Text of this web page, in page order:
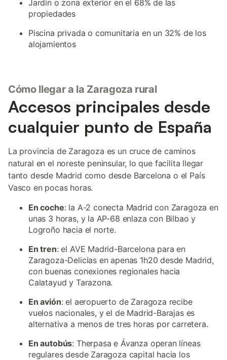
Jardín o zona exterior en el 68% de las
propiedades
Piscina privada o comunitaria en un 32% de los
alojamientos
Cómo llegar a la Zaragoza rural
Accesos principales desde
cualquier punto de España
La provincia de Zaragoza es un cruce de caminos
natural en el noreste peninsular, lo que facilita llegar
tanto desde Madrid como desde Barcelona o el País
Vasco en pocas horas.
En coche: la A-2 conecta Madrid con Zaragoza en
unas 3 horas, y la AP-68 enlaza con Bilbao y
Logroño hacia el norte.
En tren: el AVE Madrid-Barcelona para en
Zaragoza-Delicias en apenas 1h20 desde Madrid,
con buenas conexiones regionales hacia
Calatayud y Tarazona.
En avión: el aeropuerto de Zaragoza recibe
vuelos nacionales, y el de Madrid-Barajas es
alternativa a menos de tres horas por carretera.
En autobús: Therpasa e Ávanza operan líneas
regulares desde Zaragoza capital hacia los